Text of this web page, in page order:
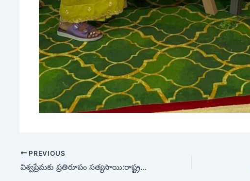
PREVIOUS
విశ్వప్రేమకు ప్రతిరూపం సత్యసాయి:రాష్ట్రపతి